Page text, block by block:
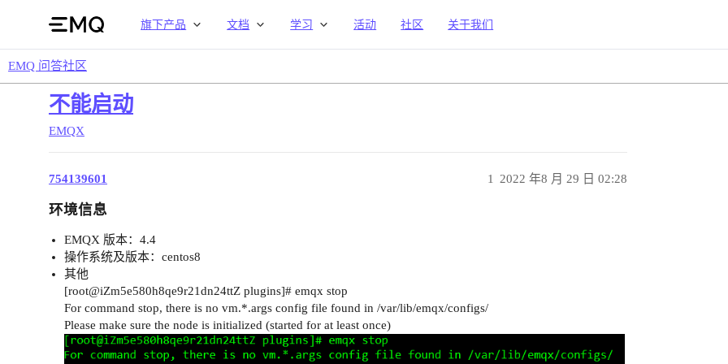
旗下产品 文档 学习 活动 社区 关于我们
EMQ 问答社区
不能启动
EMQX
754139601 2022 年8 月 29 日 02:28
1
环境信息
EMQX 版本：4.4
操作系统及版本：centos8
其他
[root@iZm5e580h8qe9r21dn24ttZ plugins]# emqx stop
For command stop, there is no vm.*.args config file found in /var/lib/emqx/configs/
Please make sure the node is initialized (started for at least once)